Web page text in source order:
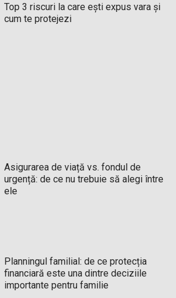
Top 3 riscuri la care ești expus vara și
cum te protejezi
Asigurarea de viață vs. fondul de
urgență: de ce nu trebuie să alegi între
ele
Planningul familial: de ce protecția
financiară este una dintre deciziile
importante pentru familie